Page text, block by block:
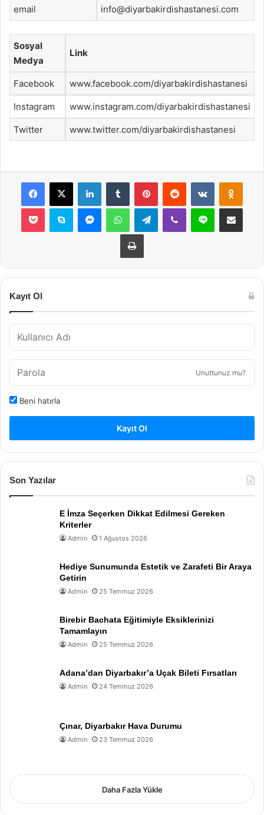
email info@diyarbakirdishastanesi.com
Sosyal
Medya
Link
Facebook www.facebook.com/diyarbakirdishastanesi
Instagram www.instagram.com/diyarbakirdishastanesi
Twitter www.twitter.com/diyarbakirdishastanesi
Facebook
X LinkedInTumblr PinterestReddit VKontakte
Pocket Skype MessengerWhatsAppTelegramViber Line E-Posta ile
Yazdır
Kayıt Ol
Unuttunuz mu?
Beni hatırla
Kayıt Ol
Son Yazılar
E İmza Seçerken Dikkat Edilmesi Gereken
Kriterler
Admin 1 Ağustos 2026
Hediye Sunumunda Estetik ve Zarafeti Bir Araya
Getirin
Admin 25 Temmuz 2026
Birebir Bachata Eğitimiyle Eksiklerinizi
Tamamlayın
Admin 25 Temmuz 2026
Adana’dan Diyarbakır’a Uçak Bileti Fırsatları
Admin 24 Temmuz 2026
Çınar, Diyarbakır Hava Durumu
Admin 23 Temmuz 2026
Daha Fazla Yükle